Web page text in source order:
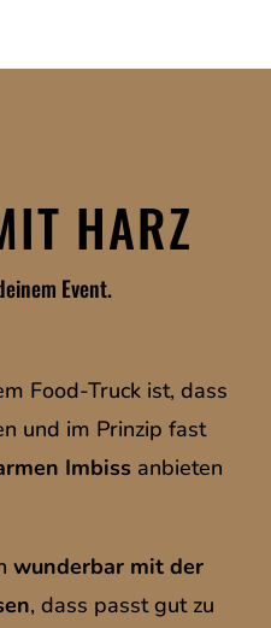
HARZ
Event.
Food-Truck ist, dass
und im Prinzip fast
Imbiss anbieten
wunderbar mit der
, dass passt gut zu